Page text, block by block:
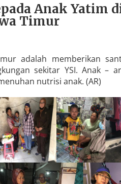
Anak Yatim
Timur
adalah memberikan
sekitar YSI. Anak –
nutrisi anak. (AR)